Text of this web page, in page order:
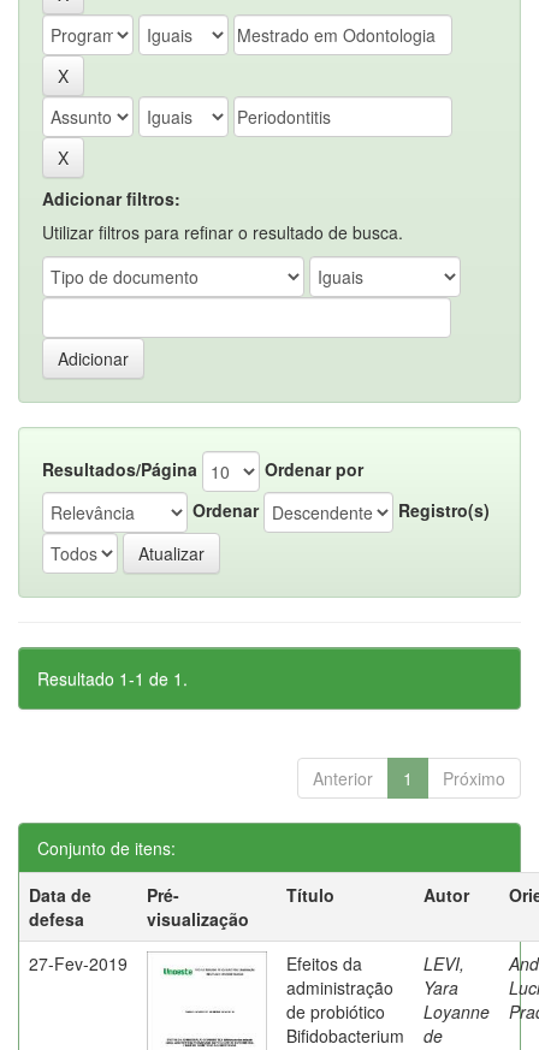
Adicionar filtros:
Utilizar filtros para refinar o resultado de busca.
Resultados/Página
Ordenar por
Ordenar
Registro(s)
Resultado 1-1 de 1.
Anterior 1 Próximo
Conjunto de itens:
Data de
defesa
Pré-
visualização
Título Autor
27-Fev-2019
Efeitos da
administração
de probiótico
Bifidobacterium
LEVI,
Yara
Loyanne
de